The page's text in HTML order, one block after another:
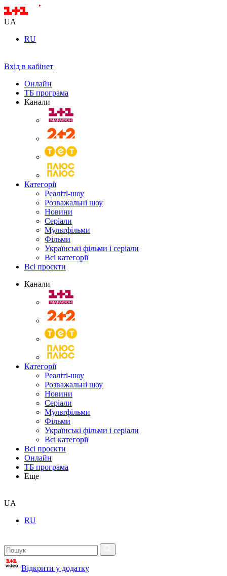
UA
RU
Вхід в кабінет
Онлайн
ТБ програма
Канали
Категорії
Реаліті-шоу
Розважальні шоу
Новини
Серіали
Мультфільми
Фільми
Українські фільми і серіали
Всі категорії
Всі проєкти
Канали
Категорії
Реаліті-шоу
Розважальні шоу
Новини
Серіали
Мультфільми
Фільми
Українські фільми і серіали
Всі категорії
Всі проєкти
Онлайн
ТБ програма
Еще
UA
RU
Відкрити у додатку